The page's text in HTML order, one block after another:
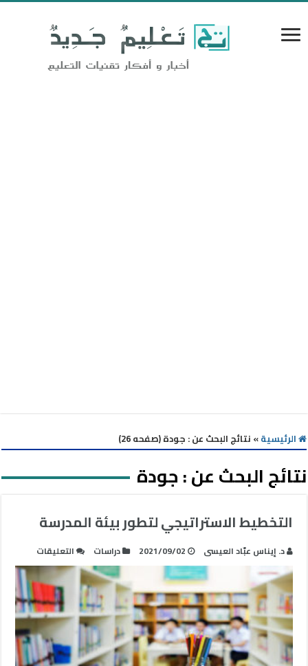
الرئيسية» نتائج البحث عن : جودة (صفحه 26)
نتائج البحث عن :جودة
التخطيط الاستراتيجي لتطور بيئة المدرسة
د. إيناس عبّاد العيسى 2021/09/02 دراسات التعليقات
التخطيط
لتطور
بيئة
المدرسة
مغلقة